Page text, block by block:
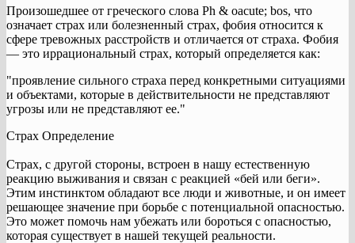
Произошедшее от греческого слова Ph & oacute; bos, что
означает страх или болезненный страх, фобия относится к
сфере тревожных расстройств и отличается от страха. Фобия
— это иррациональный страх, который определяется как:
"проявление сильного страха перед конкретными ситуациями
и объектами, которые в действительности не представляют
угрозы или не представляют ее."
Страх Определение
Страх, с другой стороны, встроен в нашу естественную
реакцию выживания и связан с реакцией «бей или беги».
Этим инстинктом обладают все люди и животные, и он имеет
решающее значение при борьбе с потенциальной опасностью.
Это может помочь нам убежать или бороться с опасностью,
которая существует в нашей текущей реальности.